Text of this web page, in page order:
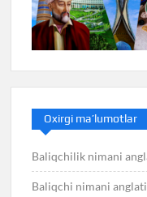
Oxirgi ma’lumotlar
Baliqchilik nimani
Baliqchi nimani